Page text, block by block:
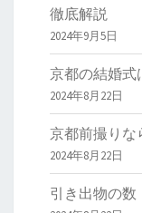
徹底解説
2024年9月5日
京都の結婚式
2024年8月22日
京都前撮りな
2024年8月22日
引き出物の数